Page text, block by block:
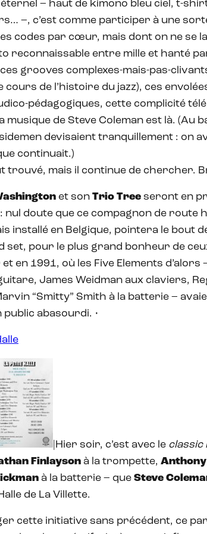
éternel – haut de kimono bleu ciel, t-
–, c’est comme participer à une
codes par cœur, mais dont on ne se
reconnaissable entre mille et hanté
grooves complexes-mais-pas-
de l’histoire du jazz), ces
pédagogiques, cette complicité
musique de Steve Coleman est là. (Au
devisaient tranquillement : on
continuait.)
trouvé, mais il continue de chercher.
et son Trio Tree seront en
nul doute que ce compagnon de route
installé en Belgique, pointera le bout
set, pour le plus grand bonheur de
en 1991, où les Five Elements d’alors
James Weidman aux claviers,
“Smitty” Smith à la batterie –
abasourdi. •
|Hier soir, c’est avec le classic
Finlayson à la trompette,
à la batterie – que Steve
de La Villette.
cette initiative sans précédent, ce